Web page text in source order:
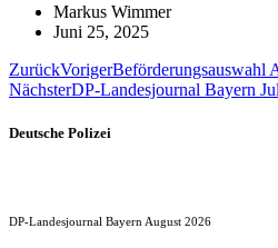
Markus Wimmer
Juni 25, 2025
ZurückVorigerBeförderungsauswahl
NächsterDP-Landesjournal Bayern
Deutsche Polizei
DP-Landesjournal Bayern August 2026